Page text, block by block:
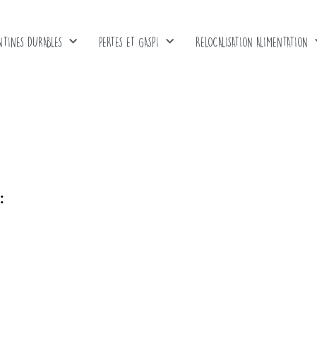
DURABLES PERTES ET GASPI RELOCALISATION ALIMENTATION